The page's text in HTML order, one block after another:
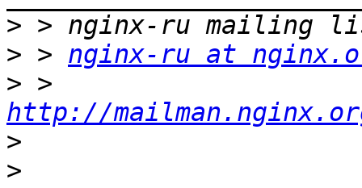
>
> > nginx-ru at
>
http://
>
>